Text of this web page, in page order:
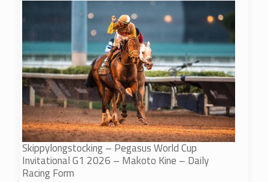
Skippylongstocking – Pegasus World Cup
Invitational G1 2026 – Makoto Kine – Daily
Racing Form